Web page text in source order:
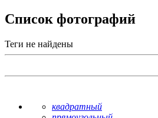
Список фотографий
Теги не найдены
квадратный